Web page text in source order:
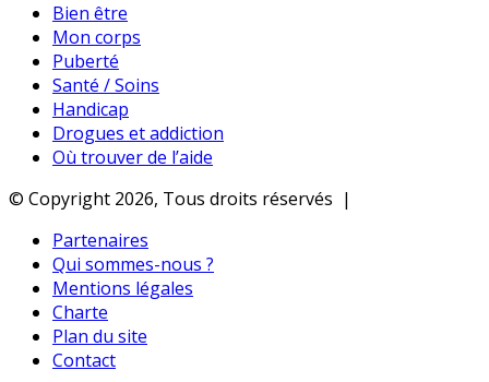
Bien être
Mon corps
Puberté
Santé / Soins
Handicap
Drogues et addiction
Où trouver de l’aide
© Copyright 2026, Tous droits réservés |
Partenaires
Qui sommes-nous ?
Mentions légales
Charte
Plan du site
Contact